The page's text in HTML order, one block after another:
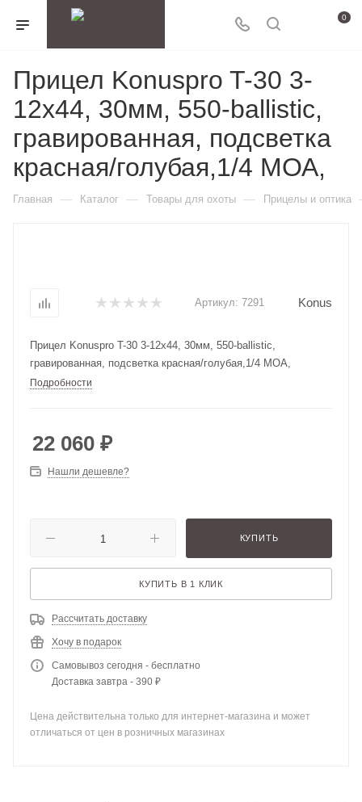
0
Прицел Konuspro T-30 3-
12x44, 30мм, 550-ballistic,
гравированная, подсветка
красная/голубая,1/4 МОА,
Главная — Каталог — Товары для охоты — Прицелы и оптика
Артикул: 7291 Konus
Прицел Konuspro T-30 3-12x44, 30мм, 550-ballistic,
гравированная, подсветка красная/голубая,1/4 МОА,
Подробности
22 060 ₽
Нашли дешевле?
КУПИТЬ
КУПИТЬ В 1 КЛИК
Рассчитать доставку
Хочу в подарок
Самовывоз сегодня - бесплатно
Доставка завтра - 390 ₽
Цена действительна только для интернет-магазина и может
отличаться от цен в розничных магазинах